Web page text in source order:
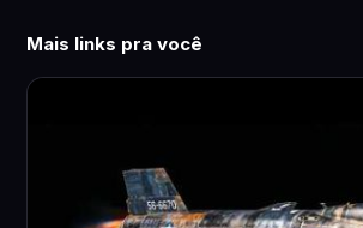
Mais links pra você